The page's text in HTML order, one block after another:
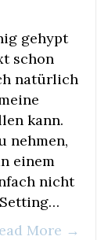
gehypt
schon
natürlich
kann.
nehmen,
einem
nicht
More →